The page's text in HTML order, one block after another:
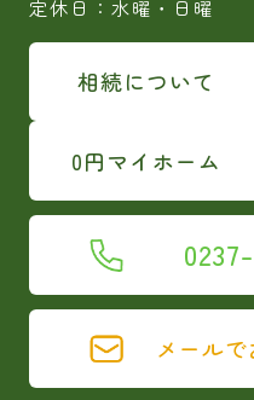
定休日：水曜・日曜
相続について
0円マイホーム
メール